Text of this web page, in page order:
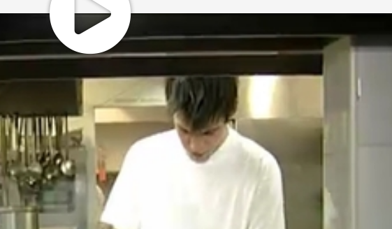
éttermet is - szúrópróbaszerűen választották ki a hatóság
elkészítésének körülményeit, és a feketegazdaság kiszűrése
is, a szántóföldtől a tányérig. Amíg az élelmiszerbiztonsági felügyelő
a szabályoknak megfelelően készülnek-e az ételek, addig hatósági
egészségügyi könyvét, az ételhulladék elszállításának
a büntetési tételek, hogy nem érdemes kockáztatni. Ha a HACCP
egyet, de mind nekünk, mind a vendégeknek nagyfokú biztonságot